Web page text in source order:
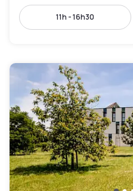
11h - 16h30